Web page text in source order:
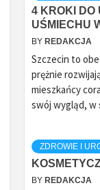
4 KROKI DO
UŚMIECHU
BY REDAKCJA
Szczecin to
prężnie
mieszkańcy
swój wygląd, w
ZDROWIE I
BY REDAKCJA